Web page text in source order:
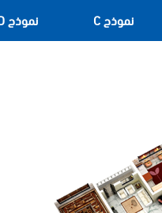
نموذج C نموذج D